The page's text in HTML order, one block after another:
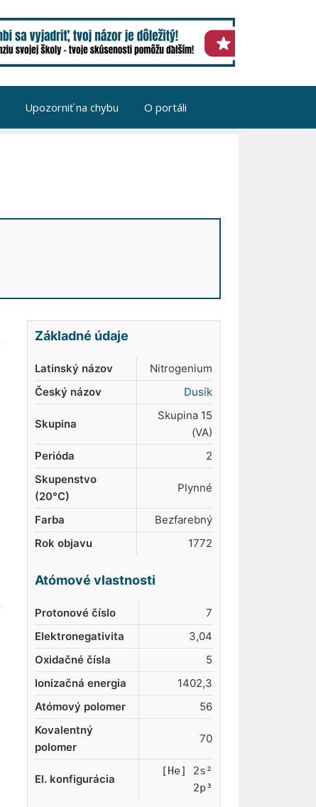
Upozorniť na chybu O portáli
Základné údaje
Latinský názov
Nitrogenium
Český názov
Dusík
Skupina
Skupina 15
(VA)
Perióda
2
Skupenstvo
(20°C)
Plynné
Farba
Bezfarebný
Rok objavu
1772
Atómové vlastnosti
Protonové číslo
7
Elektronegativita
3,04
Oxidačné čísla
5
Ionizačná energia
1402,3
Atómový polomer
56
Kovalentný
polomer
70
El. konfigurácia
[He] 2s²
2p³